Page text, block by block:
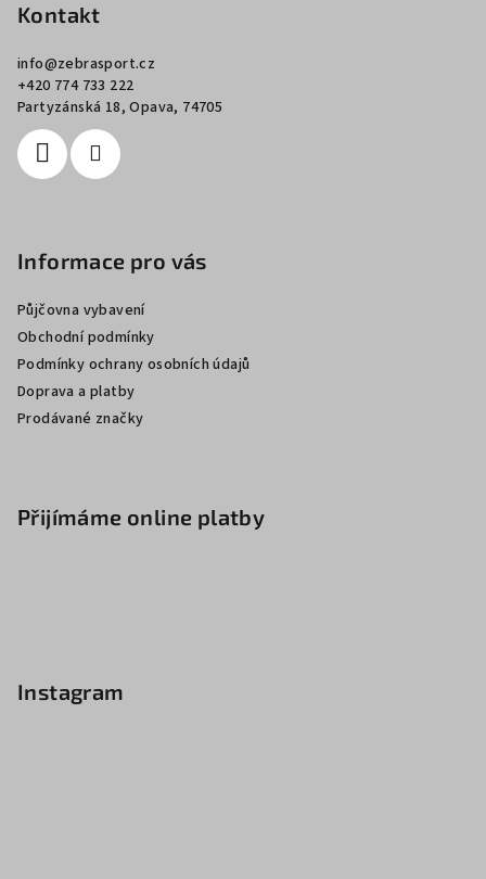
Kontakt
info@zebrasport.cz
+420 774 733 222
Partyzánská 18, Opava, 74705
Informace pro vás
Půjčovna vybavení
Obchodní podmínky
Podmínky ochrany osobních údajů
Doprava a platby
Prodávané značky
Přijímáme online platby
Instagram